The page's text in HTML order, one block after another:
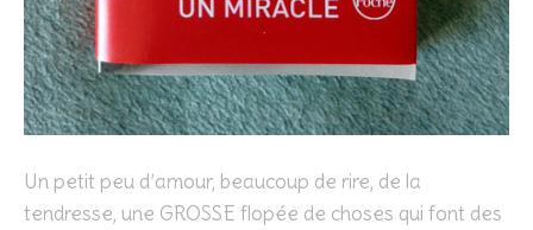
Un petit peu d’amour, beaucoup de rire, de la
tendresse, une GROSSE flopée de choses qui font des